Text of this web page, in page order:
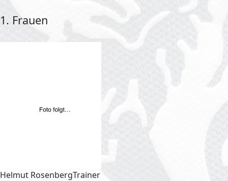
1. Frauen
Helmut RosenbergTrainer